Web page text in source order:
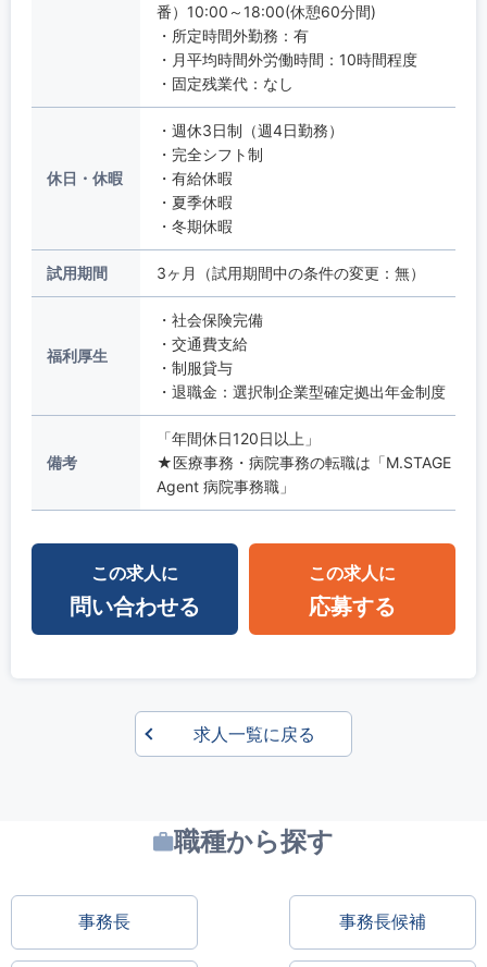
番）10:00～18:00(休憩60分間)
・所定時間外勤務：有
・月平均時間外労働時間：10時間程度
・固定残業代：なし
休日・休暇
・週休3日制（週4日勤務）
・完全シフト制
・有給休暇
・夏季休暇
・冬期休暇
試用期間 3ヶ月（試用期間中の条件の変更：無）
福利厚生
・社会保険完備
・交通費支給
・制服貸与
・退職金：選択制企業型確定拠出年金制度
備考
「年間休日120日以上」
★医療事務・病院事務の転職は「M.STAGE
Agent 病院事務職」
この求人に
問い合わせる
この求人に
応募する
求人一覧に戻る
職種から探す
事務長 事務長候補